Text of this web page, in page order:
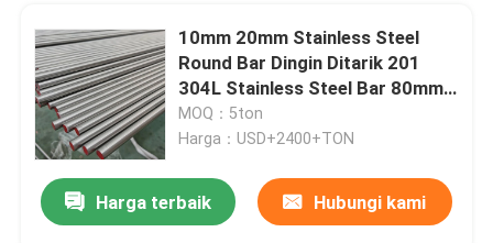
10mm 20mm Stainless Steel
Round Bar Dingin Ditarik 201
304L Stainless Steel Bar 80mm
100mm
MOQ：5ton
Harga：USD+2400+TON
Harga terbaik Hubungi kami